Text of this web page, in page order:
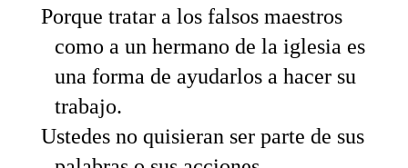
Porque tratar a los falsos maestros
como a un hermano de la iglesia es
una forma de ayudarlos a hacer su
trabajo.
Ustedes no quisieran ser parte de sus